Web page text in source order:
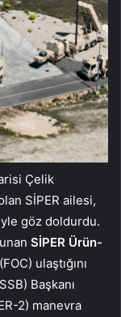
Çelik
SİPER ailesi,
göz doldurdu.
SİPER Ürün-
ulaştığını
Başkanı
2) manevra